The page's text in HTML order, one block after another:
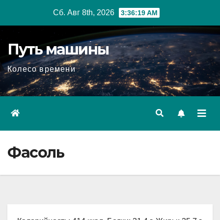
Сб. Авг 8th, 2026 3:36:20 AM
Путь машины
Колесо времени
Фасоль